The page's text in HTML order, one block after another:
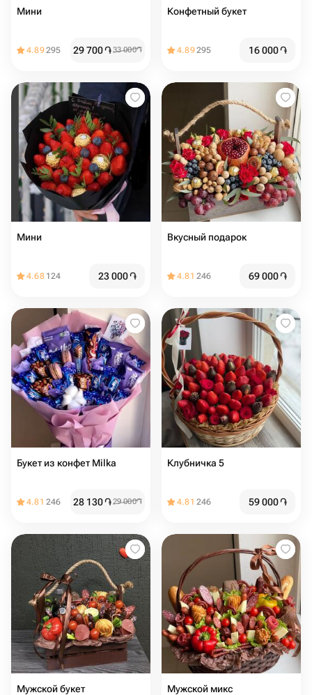
Мини
4.89295 29 700֏33 000֏
Конфетный букет
4.89295 16 000֏
Мини
4.68 124 23 000֏
Вкусный подарок
4.81 246 69 000֏
Букет из конфет Milka
4.81 246 28 130֏29 000֏
Клубничка 5
4.81 246 59 000֏
Мужской букет Мужской микс